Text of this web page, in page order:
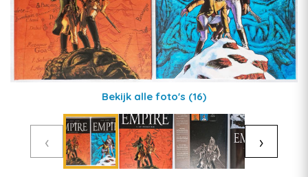
Bekijk alle foto's (16)
‹ ›